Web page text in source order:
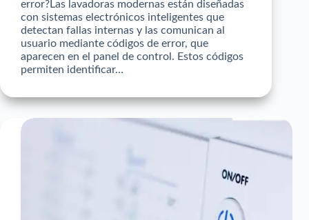
error?Las lavadoras modernas están diseñadas
con sistemas electrónicos inteligentes que
detectan fallas internas y las comunican al
usuario mediante códigos de error, que
aparecen en el panel de control. Estos códigos
permiten identificar…